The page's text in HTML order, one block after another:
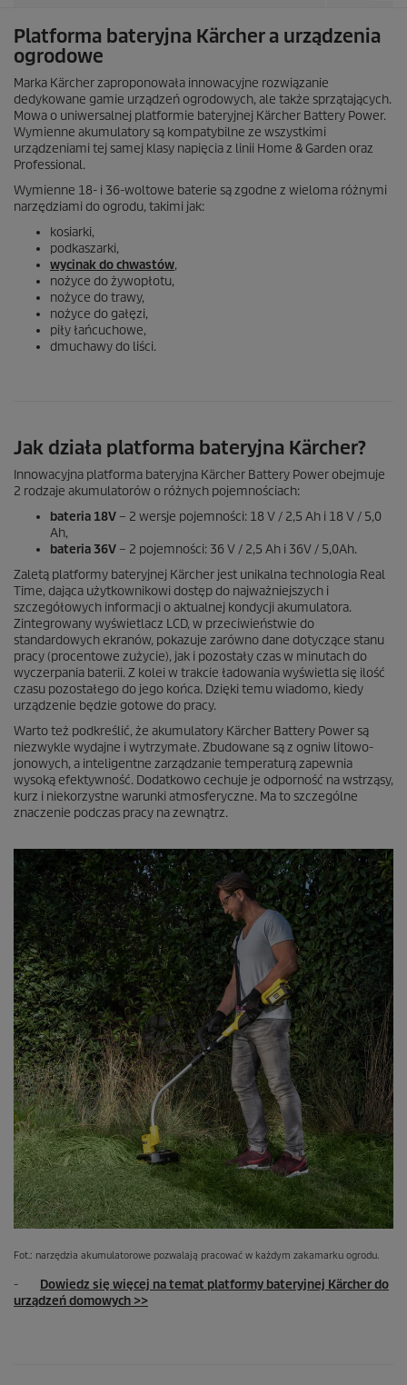
Platforma bateryjna Kärcher a urządzenia
ogrodowe
Marka Kärcher zaproponowała innowacyjne rozwiązanie
dedykowane gamie urządzeń ogrodowych, ale także sprzątających.
Mowa o uniwersalnej platformie bateryjnej Kärcher Battery Power.
Wymienne akumulatory są kompatybilne ze wszystkimi
urządzeniami tej samej klasy napięcia z linii Home & Garden oraz
Professional.
Wymienne 18- i 36-woltowe baterie są zgodne z wieloma różnymi
narzędziami do ogrodu, takimi jak:
kosiarki,
podkaszarki,
wycinak do chwastów,
nożyce do żywopłotu,
nożyce do trawy,
nożyce do gałęzi,
piły łańcuchowe,
dmuchawy do liści.
Jak działa platforma bateryjna Kärcher?
Innowacyjna platforma bateryjna Kärcher Battery Power obejmuje
2 rodzaje akumulatorów o różnych pojemnościach:
bateria 18V – 2 wersje pojemności: 18 V / 2,5 Ah i 18 V / 5,0
Ah,
bateria 36V – 2 pojemności: 36 V / 2,5 Ah i 36V / 5,0Ah.
Zaletą platformy bateryjnej Kärcher jest unikalna technologia Real
Time, dająca użytkownikowi dostęp do najważniejszych i
szczegółowych informacji o aktualnej kondycji akumulatora.
Zintegrowany wyświetlacz LCD, w przeciwieństwie do
standardowych ekranów, pokazuje zarówno dane dotyczące stanu
pracy (procentowe zużycie), jak i pozostały czas w minutach do
wyczerpania baterii. Z kolei w trakcie ładowania wyświetla się ilość
czasu pozostałego do jego końca. Dzięki temu wiadomo, kiedy
urządzenie będzie gotowe do pracy.
Warto też podkreślić, że akumulatory Kärcher Battery Power są
niezwykle wydajne i wytrzymałe. Zbudowane są z ogniw litowo-
jonowych, a inteligentne zarządzanie temperaturą zapewnia
wysoką efektywność. Dodatkowo cechuje je odporność na wstrząsy,
kurz i niekorzystne warunki atmosferyczne. Ma to szczególne
znaczenie podczas pracy na zewnątrz.
Fot.: narzędzia akumulatorowe pozwalają pracować w każdym zakamarku ogrodu.
- Dowiedz się więcej na temat platformy bateryjnej Kärcher do
urządzeń domowych >>